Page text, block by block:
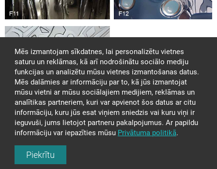
Mēs izmantojam sīkdatnes, lai personalizētu vietnes
saturu un reklāmas, kā arī nodrošinātu sociālo mediju
funkcijas un analizētu mūsu vietnes izmantošanas datus.
Mēs dalāmies ar informāciju par to, kā jūs izmantojat
mūsu vietni ar mūsu sociālajiem medijiem, reklāmas un
analītikas partneriem, kuri var apvienot šos datus ar citu
informāciju, kuru jūs esat viņiem sniedzis vai kuru viņi ir
ieguvuši, jums lietojot partneru pakalpojumus. Ar papildu
informāciju var iepazīties mūsu Privātuma politikā.
Piekrītu